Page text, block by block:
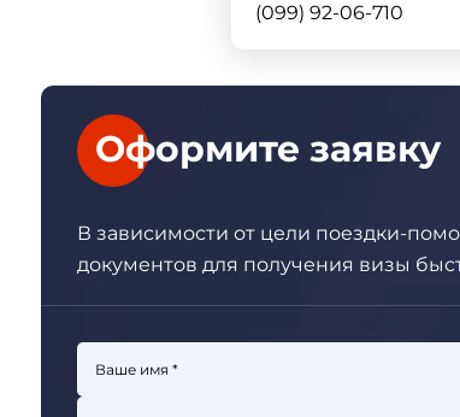
(099) 92-06-710
Оформите заявку
В зависимости от цели поездки-
документов для получения визы